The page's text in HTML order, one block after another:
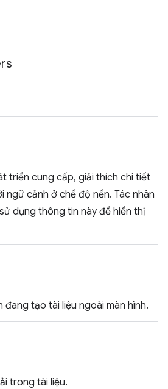
triển cung cấp, giải thích chi tiết
ngữ cảnh ở chế độ nền. Tác nhân
dụng thông tin này để hiển thị
đang tạo tài liệu ngoài màn hình.
trong tài liệu.